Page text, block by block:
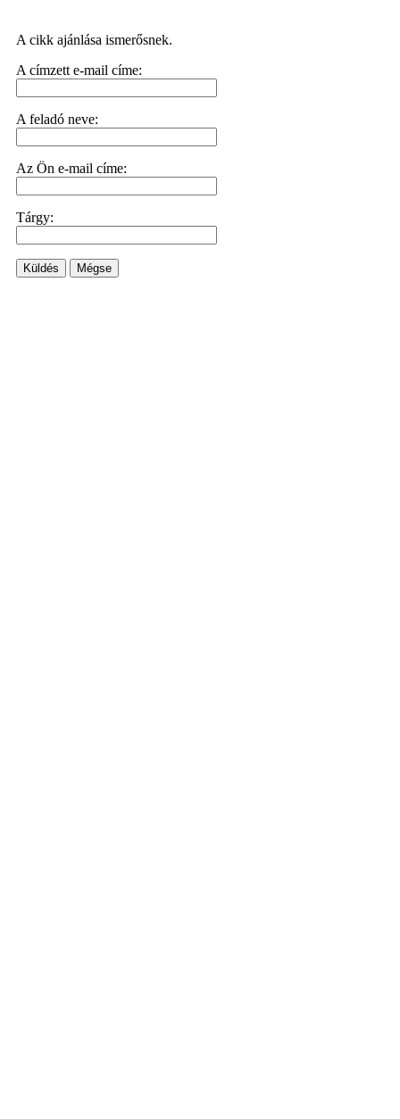
A cikk ajánlása ismerősnek.
A címzett e-mail címe:
A feladó neve:
Az Ön e-mail címe:
Tárgy:
Küldés Mégse